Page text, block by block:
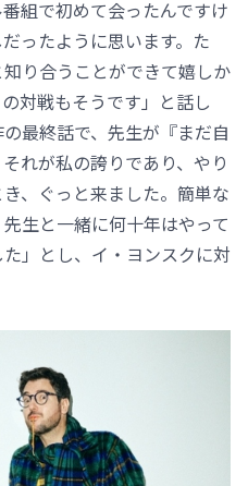
組で初めて会ったんですけ
ったように思います。た
り合うことができて嬉しか
対戦もそうです」と話し
最終話で、先生が『まだ自
れが私の誇りであり、やり
、ぐっと来ました。簡単な
生と一緒に何十年はやって
」とし、イ・ヨンスクに対